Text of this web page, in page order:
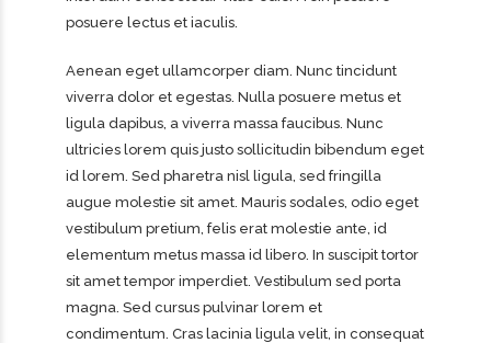
posuere lectus et iaculis.
Aenean eget ullamcorper diam. Nunc tincidunt
viverra dolor et egestas. Nulla posuere metus et
ligula dapibus, a viverra massa faucibus. Nunc
ultricies lorem quis justo sollicitudin bibendum eget
id lorem. Sed pharetra nisl ligula, sed fringilla
augue molestie sit amet. Mauris sodales, odio eget
vestibulum pretium, felis erat molestie ante, id
elementum metus massa id libero. In suscipit tortor
sit amet tempor imperdiet. Vestibulum sed porta
magna. Sed cursus pulvinar lorem et
condimentum. Cras lacinia ligula velit, in consequat